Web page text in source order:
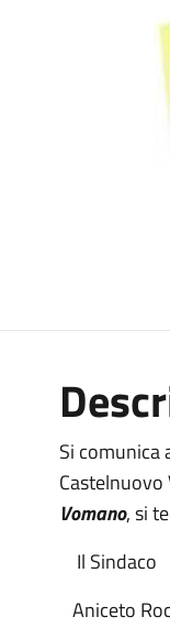
Si comunica
Castelnuovo
Vomano, si
Il